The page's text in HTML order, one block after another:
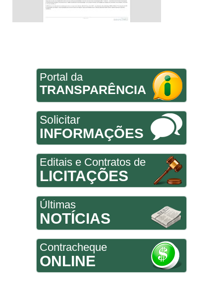
Portal da
TRANSPARÊNCIA
Solicitar
INFORMAÇÕES
Editais e Contratos de
LICITAÇÕES
Últimas
NOTÍCIAS
Contracheque
ONLINE